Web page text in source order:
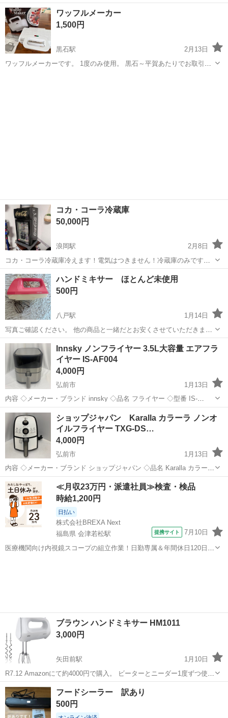
6061CD-EC ◇詳細 動作確認済み。 現金でのお支払いも可能です。 配
青森 弘前市 キッチン家電
ワッフルメーカー
1,500円
黒石駅
2月13日
ワッフルメーカーです。 1度のみ使用。 黒石～平賀あたりでお取引で
コカ・コーラ冷蔵庫
50,000円
浪岡駅
2月8日
コカ・コーラ冷蔵庫冷えます！電気はつきません！冷蔵庫のみです〜
☺青森 青森市 浪岡駅 キッチン家電
ハンドミキサー ほとんど未使用
500円
八戸駅
1月14日
写真ご確認ください。 他の商品と一緒だとお安くさせていただきま
す。
青森 八戸市 キッチン家電 ハンドミキサー
Innsky ノンフライヤー 3.5L大容量 エアフラ
イヤー IS-AF004
4,000円
弘前市
1月13日
内容 ◇メーカー・ブランド innsky ◇品名 フライヤー ◇型番 IS-
AF004 ◇詳細 動作確認済みです。 全て早いもの勝ちとなります。 取
引日時が早い方にお譲り致します。
青森 弘前市 キッチン家電
ショップジャパン Karalla カラーラ ノンオ
イルフライヤー TXG-DS…
4,000円
弘前市
1月13日
内容 ◇メーカー・ブランド ショップジャパン ◇品名 Karalla カラーラ
ノンオイルフライヤー ◇型番 TXG-DS14-2 ◇詳細 動作確認済み 全て
早いもの勝ちとなります。 取引日時が早い方にお譲り致...
青森 弘前市 キッチン家電 TXG
≪月収23万円・派遣社員≫検査・検品
時給1,200円
日払い
株式会社BREXA Next
福島県 会津若松駅
提携サイト 7月10日
医療機関向け内視鏡スコープの組立作業！日勤専属＆年間休日120日
ブラウン ハンドミキサー HM1011
3,000円
矢田前駅
1月10日
R7.12 Amazonにて約4000円で購入。 ビーターとニーダー1度ずつ使
用。 使用回数少ないので美品です。 ニーダーが初めてで上手く使いこ
なせなかったのと、ビーターも慣れない形状だった為、動作良好でし
たがお譲りすること...
青森 青森市 矢田前駅 キッチン家電
フードシーラー 訳あり
500円